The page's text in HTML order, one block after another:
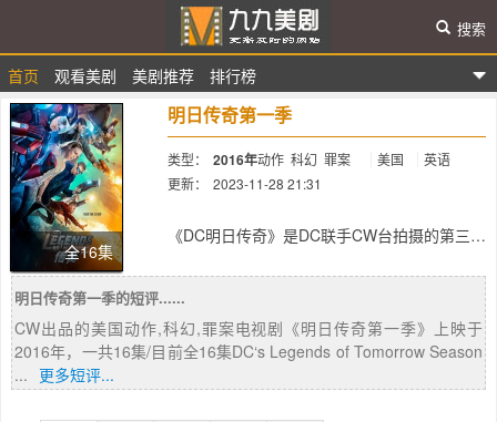
九九美剧
首页 观看美剧 美剧推荐 排行榜
搜索
全16集
明日传奇第一季
类型： 2016年动作 科幻 罪案 美国
英语
更新：
2023-11-28 21:31
《DC明日传奇》是DC联手CW台拍摄的第三
照，新剧采用了《闪电侠》和《绿箭侠》的平
行世界，闪电侠、绿箭侠、原子侠、火风暴、
冷冻队长、热浪、白金丝雀、鹰女组成的明日
传奇，共同拯救地球。
另外已成为《Legends of Tomorrow》演员的
Caity Lotz，她的角色Sara Lance在《绿箭
明日传奇第一季的短评......
CW出品的美国动作,科幻,罪案电视剧《明日传奇第一季》上映于
2016年，一共16集/目前全16集DC‘s Legends of Tomorrow Season
... 更多短评...